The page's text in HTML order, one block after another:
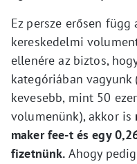
Ez persze erősen
kereskedelmi
ellenére az biztos,
kategóriában vagyunk
kevesebb, mint 50
volumenünk), akkor is
maker fee-t és egy
fizetnünk. Ahogy